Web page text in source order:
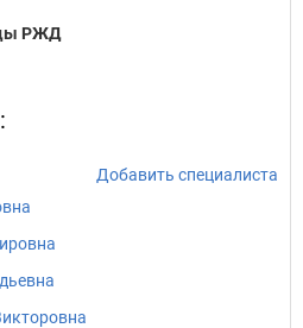
РЖД
Добавить специалиста